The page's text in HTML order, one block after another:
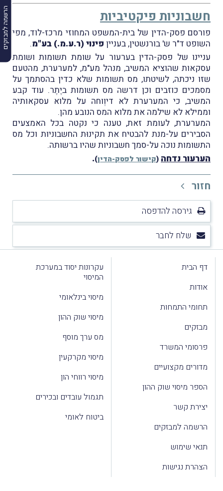
הרשמה למבזקים חשבוניות פיקטיביות
פורסם פסק-הדין של בית-המשפט המחוזי מרכז-לוד, מפי
השופט ד"ר ש' בורנשטין, בעניין פינוי (ר.ע.מ.) בע"מ.
עניינו של פסק-הדין בערעור על שומת תשומות ושומת
עסקאות שהוציא המשיב, מנהל מע"מ, למערערת, מהטעם
שזו ניכתה, לשיטתו, מס תשומות שלא כדין בהסתמך על
מסמכים כוזבים וכן דרשה מס תשומות ביֶתֶר. עוד קבע
המשיב, כי המערערת לא דיוְוחה על מלוא עסקאותיה
וממילא לא שילמה את מלוא המס הנובע מהן.
המערערת, לעומת זאת, טענה כי נקטה בכל האמצעים
הסבירים על-מנת להבטיח את תקינוּת החשבוניות וכל מס
התשומות נוכה על-סמך חשבוניות שהיו ברשותה.
הערעור נדחה(קישור לפסק-הדין)
.
חזור
גירסה להדפסה
שלח לחבר
דף הבית
אודות
תחומי התמחות
מבזקים
פרסומי המשרד
מדורים מקצועיים
הספר מיסוי שוק ההון
יצירת קשר
הרשמה למבזקים
תנאי שימוש
הצהרת נגישות
עקרונות יסוד במערכת
המיסוי
מיסוי בינלאומי
מיסוי שוק ההון
מס ערך מוסף
מיסוי מקרקעין
מיסוי רווחי הון
תגמול עובדים ובכירים
ביטוח לאומי